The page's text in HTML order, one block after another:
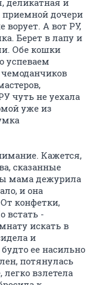
деликатная и
приемной дочери
ворует. А вот РУ,
Берет в лапу и
Обе кошки
успеваем
чуть не уехала
уже из
Кажется,
сказанные
мама дежурила
и она
конфетки,
встать -
искать в
и
ее насильно
потянулась
взлетела